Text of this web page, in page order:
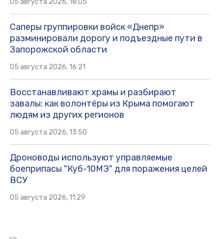
Саперы группировки войск «Днепр»
разминировали дорогу и подъездные пути в
Запорожской области
05 августа 2026, 16:21
Восстанавливают храмы и разбирают
завалы: как волонтёры из Крыма помогают
людям из других регионов
05 августа 2026, 13:50
Дроноводы используют управляемые
боеприпасы "Куб-10МЭ" для поражения целей
ВСУ
05 августа 2026, 11:29